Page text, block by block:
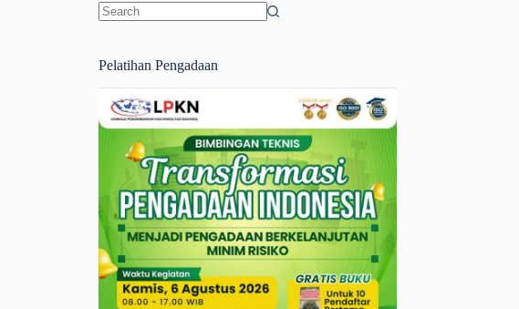
Pelatihan Pengadaan